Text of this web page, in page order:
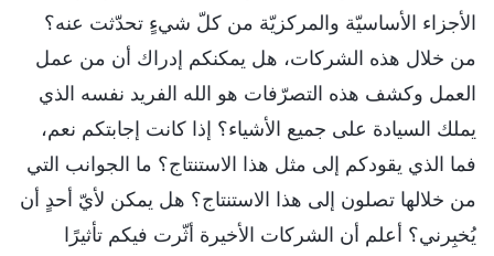
الأجزاء الأساسيّة والمركزيّة من كلّ شيءٍ تحدّثت عنه؟
من خلال هذه الشركات، هل يمكنكم إدراك أن من عمل
العمل وكشف هذه التصرّفات هو الله الفريد نفسه الذي
يملك السيادة على جميع الأشياء؟ إذا كانت إجابتكم نعم،
فما الذي يقودكم إلى مثل هذا الاستنتاج؟ ما الجوانب التي
من خلالها تصلون إلى هذا الاستنتاج؟ هل يمكن لأيّ أحدٍ أن
يُخبِرني؟ أعلم أن الشركات الأخيرة أثّرت فيكم تأثيرًا